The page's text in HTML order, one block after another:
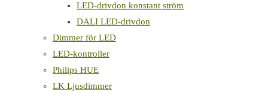
LED-drivdon konstant ström
DALI LED-drivdon
Dimmer för LED
LED-kontroller
Philips HUE
LK Ljusdimmer